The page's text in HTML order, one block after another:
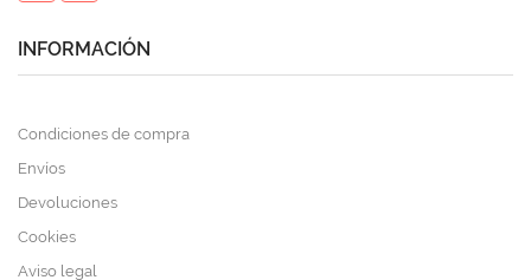
INFORMACIÓN
Condiciones de compra
Envíos
Devoluciones
Cookies
Aviso legal